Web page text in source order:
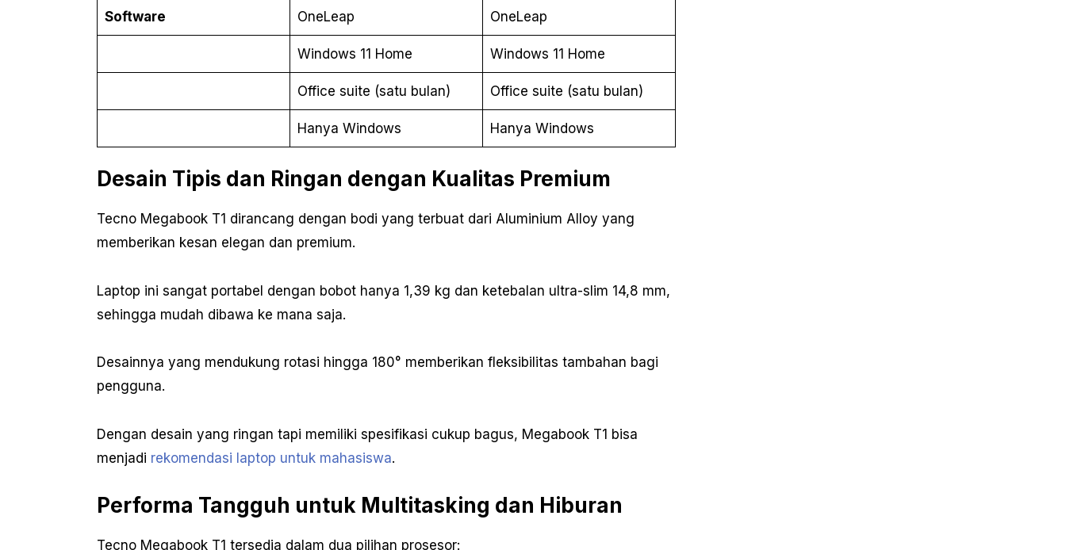
Software OneLeap OneLeap
Windows 11 Home Windows 11 Home
Office suite (satu bulan) Office suite (satu bulan)
Hanya Windows Hanya Windows
Desain Tipis dan Ringan dengan Kualitas Premium
Tecno Megabook T1 dirancang dengan bodi yang terbuat dari Aluminium Alloy yang
memberikan kesan elegan dan premium.
Laptop ini sangat portabel dengan bobot hanya 1,39 kg dan ketebalan ultra-slim 14,8 mm,
sehingga mudah dibawa ke mana saja.
Desainnya yang mendukung rotasi hingga 180° memberikan fleksibilitas tambahan bagi
pengguna.
Dengan desain yang ringan tapi memiliki spesifikasi cukup bagus, Megabook T1 bisa
menjadi rekomendasi laptop untuk mahasiswa.
Performa Tangguh untuk Multitasking dan Hiburan
Tecno Megabook T1 tersedia dalam dua pilihan prosesor: